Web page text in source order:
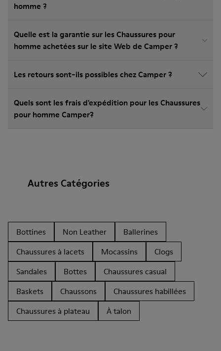
homme ?
Quelle est la garantie sur les Chaussures pour
homme achetées sur le site Web de Camper ?
Les retours sont-ils possibles chez Camper ?
Quels sont les frais d'expédition pour les Chaussures
pour homme Camper?
Autres Catégories
Bottines Non Leather
Ballerines
Chaussures à lacets
Mocassins
Clogs
Sandales
Bottes
Chaussures casual
Baskets
Chaussons
Chaussures habillées
Chaussures à plateau
À talon